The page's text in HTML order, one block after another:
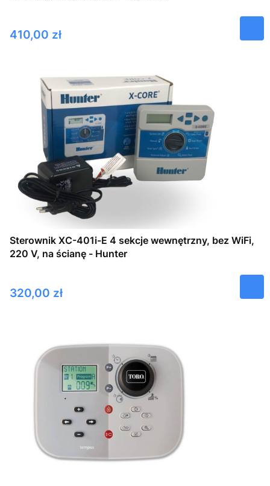
Cena
410,00 zł
Sterownik XC-401i-E 4 sekcje wewnętrzny, bez WiFi,
220 V, na ścianę - Hunter
Cena
320,00 zł